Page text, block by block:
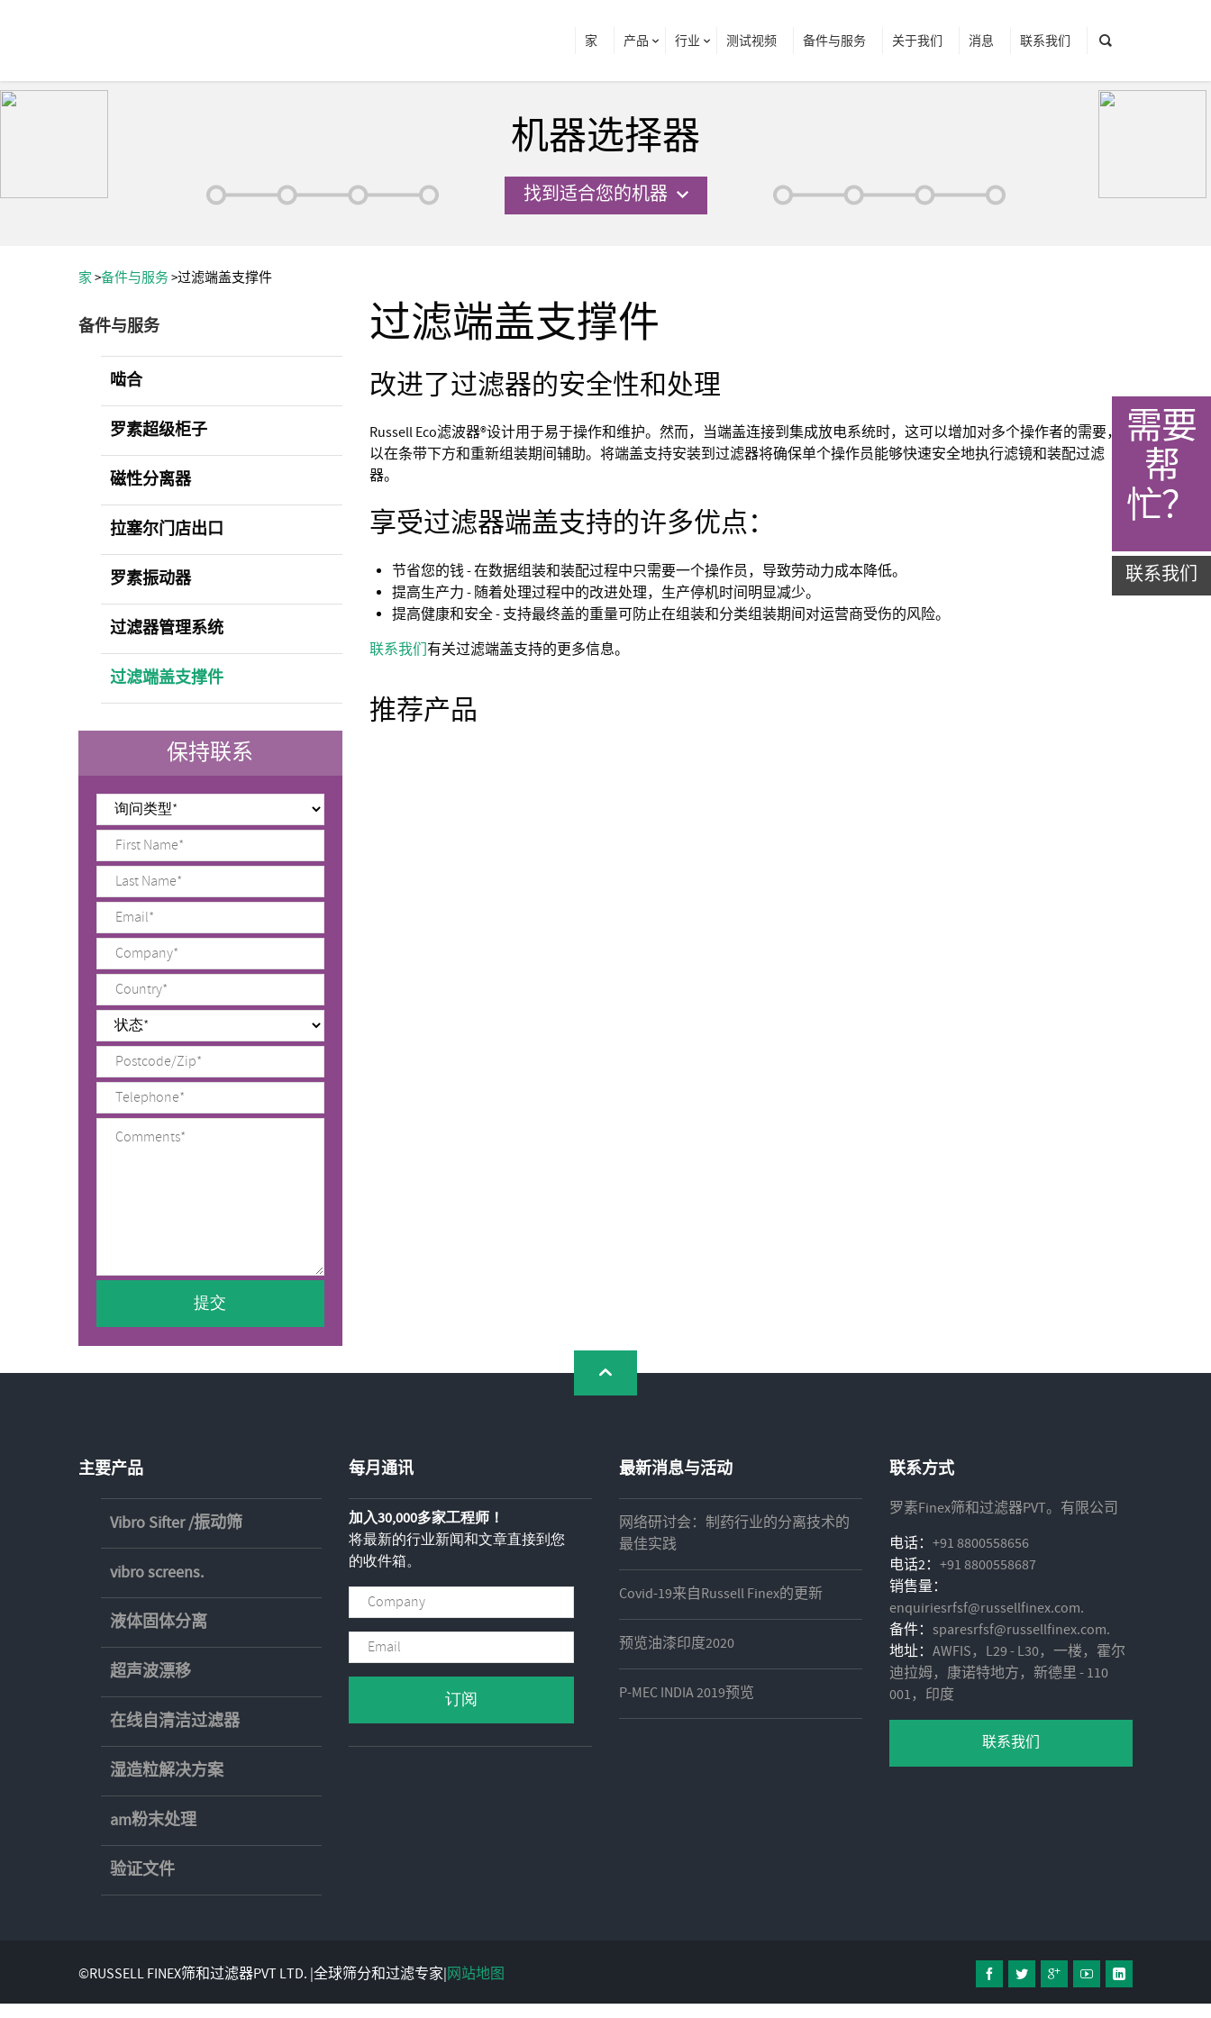
家 产品 行业 测试视频 备件与服务 关于我们 消息 联系我们
机器选择器
找到适合您的机器
家>备件与服务>过滤端盖支撑件
备件与服务
啮合
罗素超级柜子
磁性分离器
拉塞尔门店出口
罗素振动器
过滤器管理系统
过滤端盖支撑件
需要
帮
忙？
联系我们
保持联系
过滤端盖支撑件
改进了过滤器的安全性和处理
Russell Eco滤波器®设计用于易于操作和维护。然而，当端盖连接到集成放电系统时，这可以增加对多个操作者的需要，
以在条带下方和重新组装期间辅助。将端盖支持安装到过滤器将确保单个操作员能够快速安全地执行滤镜和装配过滤
器。
享受过滤器端盖支持的许多优点：
节省您的钱 - 在数据组装和装配过程中只需要一个操作员，导致劳动力成本降低。
提高生产力 - 随着处理过程中的改进处理，生产停机时间明显减少。
提高健康和安全 - 支持最终盖的重量可防止在组装和分类组装期间对运营商受伤的风险。
联系我们有关过滤端盖支持的更多信息。
推荐产品
主要产品
Vibro Sifter /振动筛
vibro screens.
液体固体分离
超声波漂移
在线自清洁过滤器
湿造粒解决方案
am粉末处理
验证文件
每月通讯
加入30,000多家工程师！
将最新的行业新闻和文章直接到您
的收件箱。
最新消息与活动
网络研讨会：制药行业的分离技术的
最佳实践
Covid-19来自Russell Finex的更新
预览油漆印度2020
P-MEC INDIA 2019预览
联系方式
罗素Finex筛和过滤器PVT。有限公司
电话： +91 8800558656
电话2： +91 8800558687
销售量：
enquiriesrfsf@russellfinex.com.
备件： sparesrfsf@russellfinex.com.
地址： AWFIS，L29 - L30，一楼，霍尔
迪拉姆，康诺特地方，新德里 - 110
001，印度
联系我们
©RUSSELL FINEX筛和过滤器PVT LTD. |全球筛分和过滤专家| 网站地图